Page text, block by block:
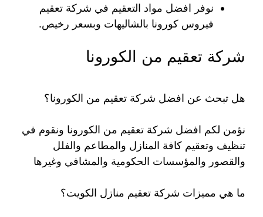
نوفر افضل مواد التعقيم في شركة تعقيم
فيروس كورونا بالشاليهات وبسعر رخيص.
شركة تعقيم من الكورونا
هل تبحث عن افضل شركة تعقيم من الكورونا؟
نؤمن لكم افضل شركة تعقيم من الكورونا ونقوم في
تنظيف وتعقيم كافة المنازل والمطاعم والفلل
والقصور والمؤسسات الحكومية والمشافي وغيرها
ما هي مميزات شركة تعقيم منازل الكويت؟